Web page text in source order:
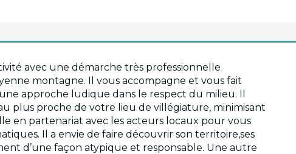
avec une démarche très professionnelle
montagne. Il vous accompagne et vous fait
approche ludique dans le respect du milieu. Il
plus proche de votre lieu de villégiature, minimisant
en partenariat avec les acteurs locaux pour vous
Il a envie de faire découvrir son territoire,ses
d’une façon atypique et responsable. Une autre